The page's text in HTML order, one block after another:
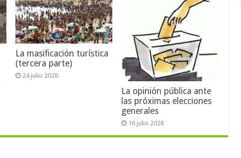
La masificación turística
(tercera parte)
24 julio 2026
La opinión pública ante
las próximas elecciones
generales
16 julio 2026